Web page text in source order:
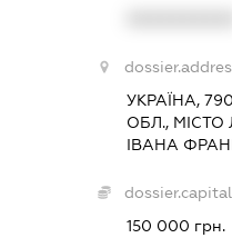
УКРАЇНА,
ОБЛ., МІСТО
ІВАНА
150 000 грн.